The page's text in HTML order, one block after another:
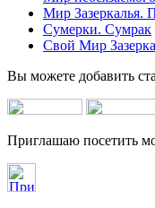
Мир Зазеркалья.
Сумерки. Сумрак
Свой Мир
Вы можете добавить
Приглашаю посетить